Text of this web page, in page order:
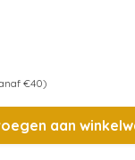
€40)
aan